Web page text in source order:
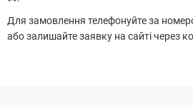
Для замовлення телефонуйте за
або залишайте заявку на сайті через